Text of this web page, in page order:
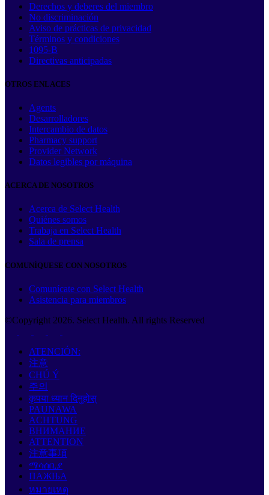
Derechos y deberes del miembro
No discriminación
Aviso de prácticas de privacidad
Términos y condiciones
1095-B
Directivas anticipadas
OTROS ENLACES
Agents
Desarrolladores
Intercambio de datos
Pharmacy support
Provider Network
Datos legibles por máquina
ACERCA DE NOSOTROS
Acerca de Select Health
Quiénes somos
Trabaja en Select Health
Sala de prensa
COMUNÍQUESE CON NOSOTROS
Comunícate con Select Health
Asistencia para miembros
©Copyright 2026. Select Health. All rights Reserved
ATENCIÓN:
注意
CHÚ Ý
주의
कृपया ध्यान दिनुहोस्
PAUNAWA
ACHTUNG
ВНИМАНИЕ
ATTENTION
注意事項
ማሳሰቢያ
ПАЖЊА
หมายเหตุ